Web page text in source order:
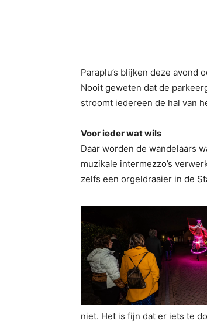
Paraplu’s blijken deze
Nooit geweten dat de
stroomt iedereen de hal van
Voor ieder wat wils
Daar worden de wandelaars
muzikale intermezzo’s
zelfs een orgeldraaier in de
niet. Het is fijn dat er iets te